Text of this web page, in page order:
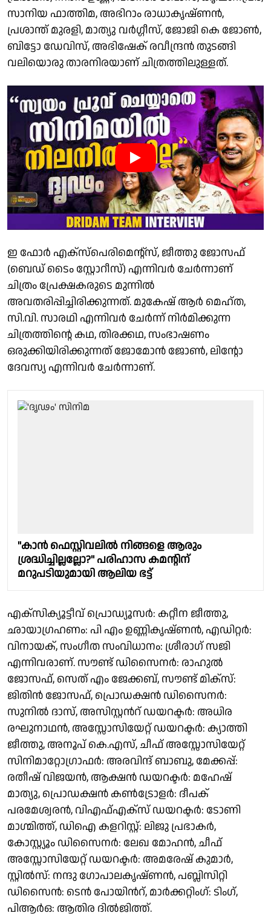
സാനിയ ഫാത്തിമ, അഭിറാം രാധാകൃഷ്ണൻ,
പ്രശാന്ത് മുരളി, മാത്യു വർഗ്ഗീസ്, ജോജി കെ ജോൺ,
ബിട്ടോ ഡേവിസ്, അഭിഷേക് രവീന്ദ്രൻ തുടങ്ങി
വലിയൊരു താരനിരയാണ് ചിത്രത്തിലുള്ളത്.
ഇ ഫോർ എക്സ്പെരിമെന്റ്സ്, ജീത്തു ജോസഫ്
(ബെഡ് ടൈം സ്റ്റോറീസ്) എന്നിവർ ചേർന്നാണ്
ചിത്രം പ്രേക്ഷകരുടെ മുന്നിൽ
അവതരിപ്പിച്ചിരിക്കുന്നത്. മുകേഷ് ആർ മെഹ്ത,
സി.വി. സാരഥി എന്നിവർ ചേർന്ന് നിർമിക്കുന്ന
ചിത്രത്തിന്റെ കഥ, തിരക്കഥ, സംഭാഷണം
ഒരുക്കിയിരിക്കുന്നത് ജോമോൻ ജോൺ, ലിന്റോ
ദേവസ്യ എന്നിവർ ചേർന്നാണ്.
"കാൻ ഫെസ്റ്റിവലിൽ നിങ്ങളെ ആരും
ശ്രദ്ധിച്ചില്ലല്ലോ?" പരിഹാസ കമന്റിന്
മറുപടിയുമായി ആലിയ ഭട്ട്
എക്സിക്യൂട്ടീവ് പ്രൊഡ്യൂസർ: കറ്റീന ജീത്തു,
ഛായാഗ്രഹണം: പി എം ഉണ്ണികൃഷ്ണൻ, എഡിറ്റർ:
വിനായക്, സംഗീത സംവിധാനം: ശ്രീരാഗ് സജി
എന്നിവരാണ്. സൗണ്ട് ഡിസൈനർ: രാഹുൽ
ജോസഫ്, സെത് എം ജേക്കബ്, സൗണ്ട് മിക്സ്:
ജിതിൻ ജോസഫ്, പ്രൊഡക്ഷൻ ഡിസൈനർ:
സുനിൽ ദാസ്, അസിസ്റ്റന്‍റ് ഡയറക്ടർ: അധിര
രഘുനാഥൻ, അസ്സോസിയേറ്റ് ഡയറക്ടർ: ക്യാത്തി
ജീത്തു, അനൂപ് കെ.എസ്, ചീഫ് അസ്സോസിയേറ്റ്
സിനിമാറ്റോഗ്രാഫർ: അരവിന്ദ് ബാബു, മേക്കപ്പ്:
രതീഷ് വിജയൻ, ആക്ഷൻ ഡയറക്ടർ: മഹേഷ്
മാത്യു, പ്രൊഡക്ഷൻ കൺട്രോളർ: ദീപക്
പരമേശ്വരൻ, വിഎഫ്എക്സ് ഡയറക്ടർ: ടോണി
മാഗ്മിത്ത്, ഡിഐ കളറിസ്റ്റ്: ലിജു പ്രഭാകർ,
കോസ്റ്റ്യൂം ഡിസൈനർ: ലേഖ മോഹൻ, ചീഫ്
അസ്സോസിയേറ്റ് ഡയറക്ടർ: അമരേഷ് കുമാർ,
സ്റ്റിൽസ്: നന്ദു ഗോപാലകൃഷ്ണൻ, പബ്ലിസിറ്റി
ഡിസൈൻ: ടെൻ പോയിന്‍റ്, മാർക്കറ്റിംഗ്: ടിംഗ്,
പിആർഒ: ആതിര ദിൽജിത്ത്.